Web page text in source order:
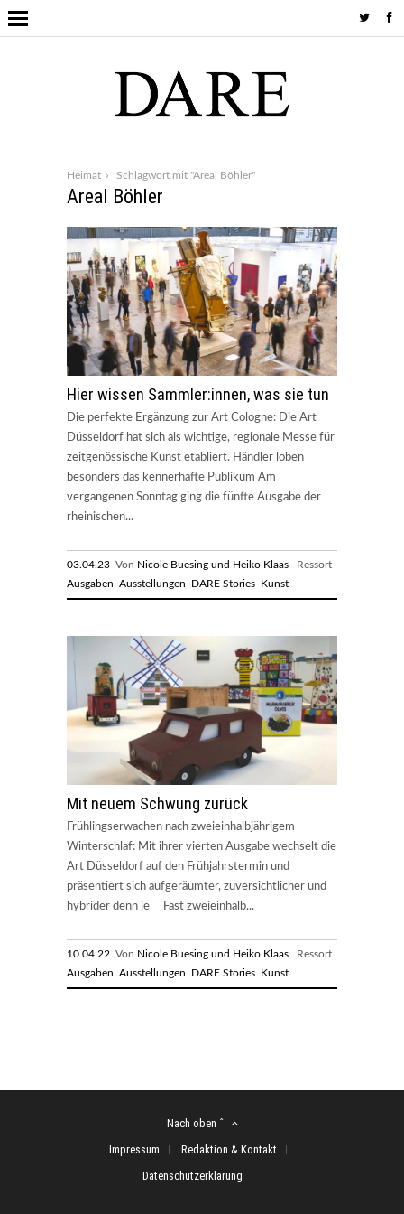
Heimat Schlagwort mit "Areal Böhler"
Areal Böhler
Hier wissen Sammler:innen, was sie tun
Die perfekte Ergänzung zur Art Cologne: Die Art
Düsseldorf hat sich als wichtige, regionale Messe für
zeitgenössische Kunst etabliert. Händler loben
besonders das kennerhafte Publikum Am
vergangenen Sonntag ging die fünfte Ausgabe der
rheinischen...
03.04.23 Von Nicole Buesing und Heiko Klaas Ressort
Ausgaben Ausstellungen DARE Stories Kunst
Mit neuem Schwung zurück
Frühlingserwachen nach zweieinhalbjährigem
Winterschlaf: Mit ihrer vierten Ausgabe wechselt die
Art Düsseldorf auf den Frühjahrstermin und
präsentiert sich aufgeräumter, zuversichtlicher und
hybrider denn je Fast zweieinhalb...
10.04.22 Von Nicole Buesing und Heiko Klaas Ressort
Ausgaben Ausstellungen DARE Stories Kunst
Nach oben ˆ
Impressum
Redaktion & Kontakt
Datenschutzerklärung